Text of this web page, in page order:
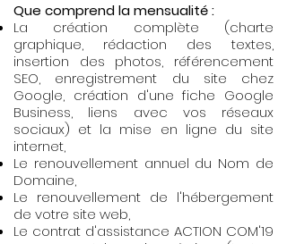
Que comprend la mensualité :
La création complète (charte
graphique, rédaction des textes,
insertion des photos, référencement
SEO, enregistrement du site chez
Google, création d'une fiche Google
Business, liens avec vos réseaux
sociaux) et la mise en ligne du site
internet,
Le renouvellement annuel du Nom de
Domaine,
Le renouvellement de l'hébergement
de votre site web,
Le contrat d'assistance ACTION COM'19